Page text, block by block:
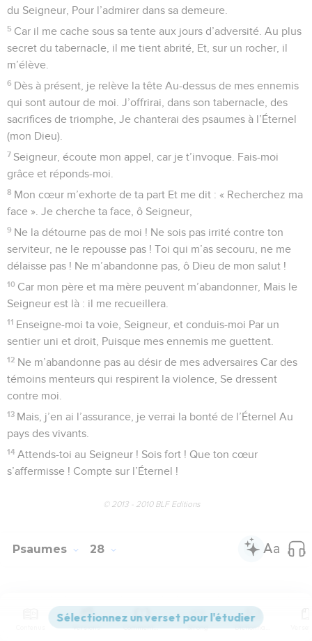
Chez le Seigneur, je me sens en sécurité
De David. Fais-moi justice, ô Éternel, je marche dans
l’intégrité. J’ai pris le Seigneur pour appui, je ne faiblirai pas.
2 Soumets-moi à ton examen, Seigneur, éprouve-moi. Viens
sonder mon cœur, mes pensées.
3 J’ai ton amour devant les yeux, je marche dans ta vérité.
4 Je ne vais pas m’asseoir avec les imposteurs. Je ne
fréquente pas ceux qui sont hypocrites.
5 Je hais la compagnie de ceux qui font le mal, Je ne
m’arrête pas auprès des gens pervers.
6 C’est dans une eau limpide, qu’en signe d’innocence, Je
laverai mes mains avant de m’approcher de ton autel,
Seigneur,
7 Pour faire retentir des accents de louanges Et conter en
détail tes œuvres merveilleuses.
8 Combien j’aime, Seigneur, le lieu de ton séjour Où tu fais
resplendir ta gloire.
9 N’entraîne pas mon âme dans le sort des pécheurs, Ne
m’ôte pas la vie avec les assassins !
10 Leurs mains ont trempé dans le crime, ils se sont laissé
acheter.
11 Mais moi, je veux marcher avec intégrité. Délivre-moi dans
ta pitié !
12 D’un pas bien résolu, je marche sur le droit chemin. Oui, je
veux te bénir, Seigneur, dans les lieux d’assemblée.
© 2013 - 2010 BLF Editions
Psaumes 27
Seuls les Évangiles sont disponibles en vidéo pour le moment.
Versions Commentaires Strong